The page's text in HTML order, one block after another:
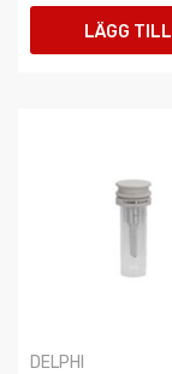
LÄGG TILL I
DELPHI